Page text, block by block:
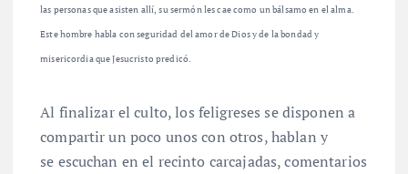
las personasque asisten allí, su sermón les cae como un bálsamo en el alma.
Este hombre habla con seguridad del amor de Dios y de la bondad y
misericordia que Jesucristo predicó.
Al finalizar el culto, los feligreses se disponen a
compartir un poco unos con otros, hablan y
se escuchan en el recinto carcajadas, comentarios